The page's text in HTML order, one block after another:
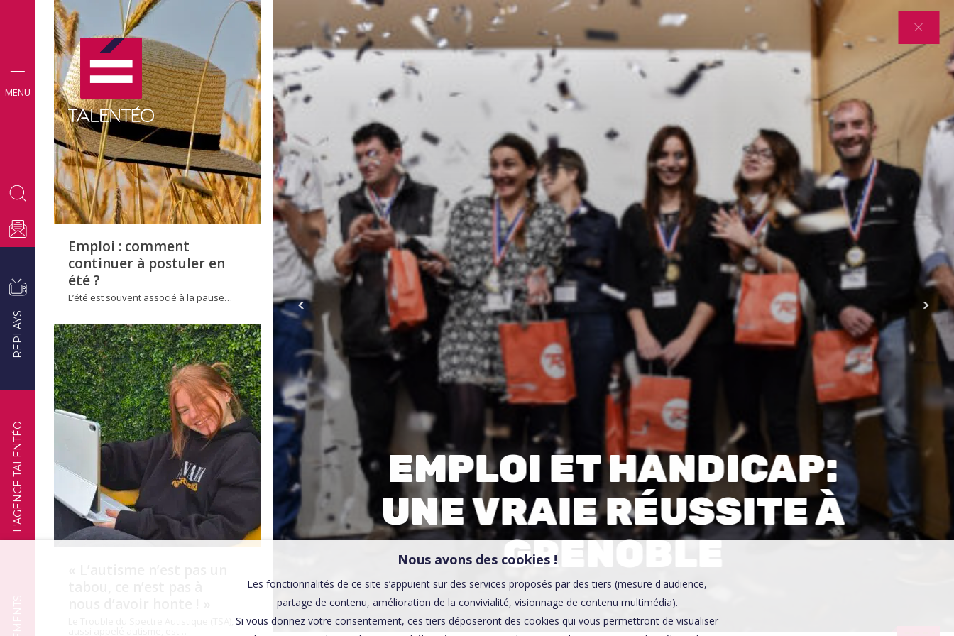
MENU
L'AGENCE TALENTÉO
REPLAYS
CONSEILS
EMPLOI
Emploi : comment
continuer à postuler en
été ?
L’été est souvent associé à la pause…
TÉMOIGNAGES
EMPLOI ET HANDICAP:
UNE VRAIE RÉUSSITE À
GRENOBLE
Affaires sensibles
00:00
Nous avons des cookies !
Les fonctionnalités de ce site s’appuient sur des services proposés par des tiers (mesure d'audience,
partage de contenu, amélioration de la convivialité, visionnage de contenu multimédia).
Si vous donnez votre consentement, ces tiers déposeront des cookies qui vous permettront de visualiser